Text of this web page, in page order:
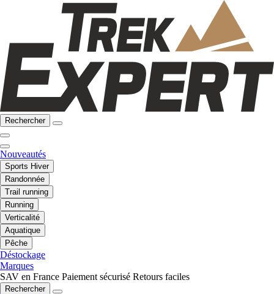
Rechercher
Nouveautés
Sports Hiver
Randonnée
Trail running
Running
Verticalité
Aquatique
Pêche
Déstockage
Marques
SAV en France Paiement sécurisé Retours faciles
Rechercher